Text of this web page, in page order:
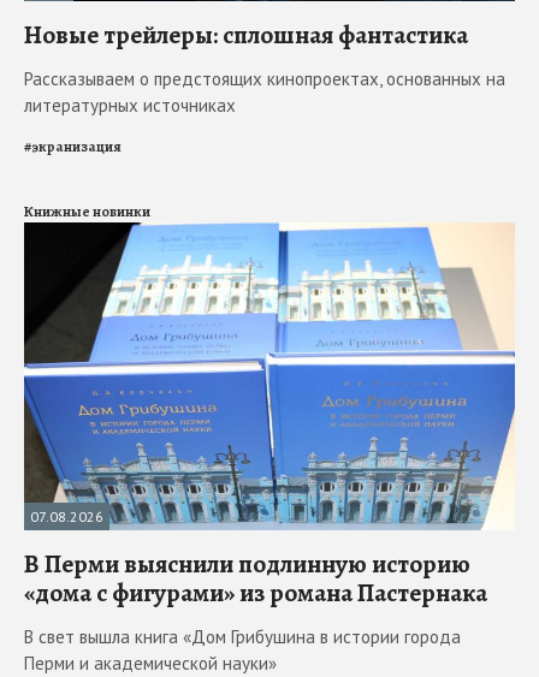
Новые трейлеры: сплошная фантастика
Рассказываем о предстоящих кинопроектах, основанных на
литературных источниках
#экранизация
Книжные новинки
07.08.2026
В Перми выяснили подлинную историю
«дома с фигурами» из романа Пастернака
В свет вышла книга «Дом Грибушина в истории города
Перми и академической науки»